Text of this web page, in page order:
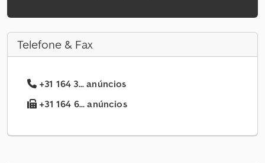
Telefone & Fax
+31 164 3... anúncios
+31 164 6... anúncios